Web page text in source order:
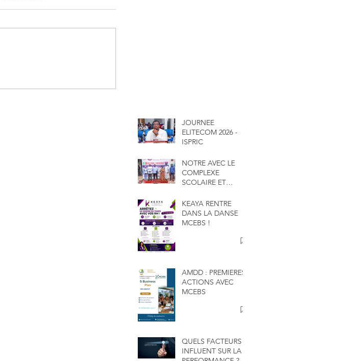
JOURNEE
ELITECOM 2026 -
ISPRIC
NOTRE AVEC LE
COMPLEXE
SCOLAIRE ET
GAKOU
KEAYA RENTRE
DANS LA DANSE
MCEBS !
AMDD : PREMIERES
ACTIONS AVEC
MCEBS
QUELS FACTEURS
INFLUENT SUR LA